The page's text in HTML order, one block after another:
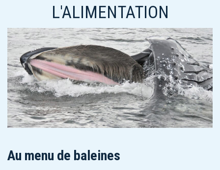
L'ALIMENTATION
Au menu de baleines